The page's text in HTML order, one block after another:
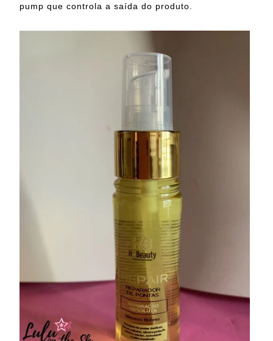
pump que controla a saída do produto.